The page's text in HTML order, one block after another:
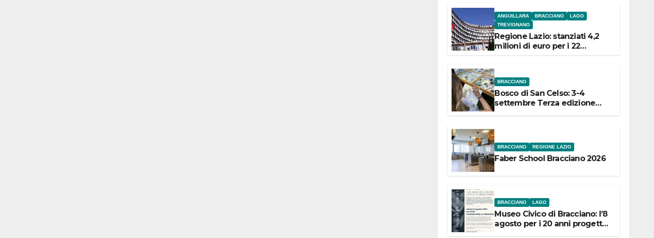
ANGUILLARA BRACCIANO
LAGO
TREVIGNANO
Regione Lazio: stanziati 4,2
milioni di euro per i 22
BRACCIANO
Bosco di San Celso: 3-4
settembre Terza edizione
BRACCIANO REGIONE LAZIO
Faber School Bracciano 2026
BRACCIANO LAGO
Museo Civico di Bracciano: l’8
agosto per i 20 anni progetto